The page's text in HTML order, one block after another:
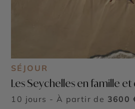
SÉJOUR
Les Seychelles en famille et
10 jours - À partir de 3600